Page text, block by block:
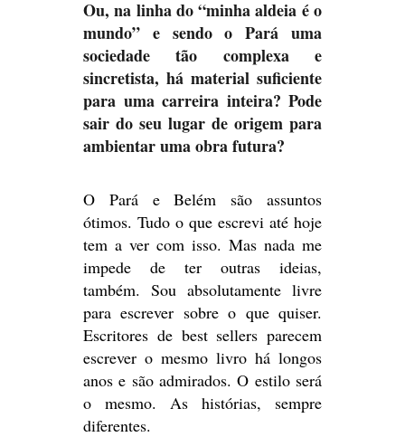
Ou, na linha do “minha aldeia é o
mundo” e sendo o Pará uma
sociedade tão complexa e
sincretista, há material suficiente
para uma carreira inteira? Pode
sair do seu lugar de origem para
ambientar uma obra futura?
O Pará e Belém são assuntos
ótimos. Tudo o que escrevi até hoje
tem a ver com isso. Mas nada me
impede de ter outras ideias,
também. Sou absolutamente livre
para escrever sobre o que quiser.
Escritores de best sellers parecem
escrever o mesmo livro há longos
anos e são admirados. O estilo será
o mesmo. As histórias, sempre
diferentes.